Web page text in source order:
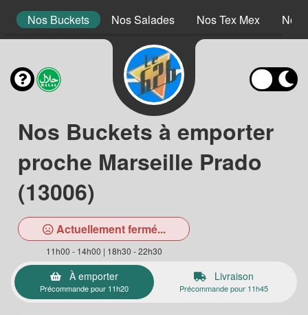
Nos Buckets Nos Salades Nos Tex Mex Nos
Nos Buckets à emporter
proche Marseille Prado
(13006)
Actuellement fermé...
11h00 - 14h00 | 18h30 - 22h30
À emporter
Précommande pour 11h20
Livraison
Précommande pour 11h45